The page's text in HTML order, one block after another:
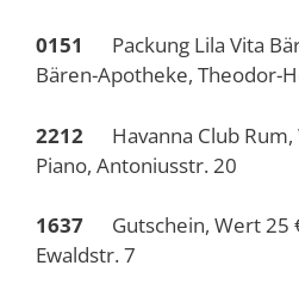
0151
Packung Lila Vita
Bären-Apotheke, Theodor-
2212
Havanna Club
Piano, Antoniusstr. 20
1637
Gutschein, Wert 25
Ewaldstr. 7